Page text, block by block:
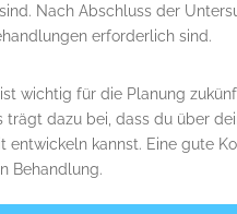
Nach Abschluss der
erforderlich sind.
wichtig für die Planung
dazu bei, dass du über
kannst. Eine gute
Behandlung.